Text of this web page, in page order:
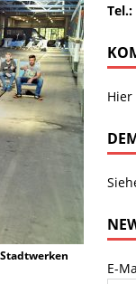
Tel.:
Hier
E-